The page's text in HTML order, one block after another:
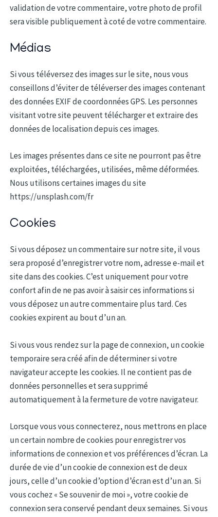
validation de votre commentaire, votre photo de profil
sera visible publiquement à coté de votre commentaire.
Médias
Si vous téléversez des images sur le site, nous vous
conseillons d’éviter de téléverser des images contenant
des données EXIF de coordonnées GPS. Les personnes
visitant votre site peuvent télécharger et extraire des
données de localisation depuis ces images.
Les images présentes dans ce site ne pourront pas être
exploitées, téléchargées, utilisées, même déformées.
Nous utilisons certaines images du site
https://unsplash.com/fr
Cookies
Si vous déposez un commentaire sur notre site, il vous
sera proposé d’enregistrer votre nom, adresse e-mail et
site dans des cookies. C’est uniquement pour votre
confort afin de ne pas avoir à saisir ces informations si
vous déposez un autre commentaire plus tard. Ces
cookies expirent au bout d’un an.
Si vous vous rendez sur la page de connexion, un cookie
temporaire sera créé afin de déterminer si votre
navigateur accepte les cookies. Il ne contient pas de
données personnelles et sera supprimé
automatiquement à la fermeture de votre navigateur.
Lorsque vous vous connecterez, nous mettrons en place
un certain nombre de cookies pour enregistrer vos
informations de connexion et vos préférences d’écran. La
durée de vie d’un cookie de connexion est de deux
jours, celle d’un cookie d’option d’écran est d’un an. Si
vous cochez « Se souvenir de moi », votre cookie de
connexion sera conservé pendant deux semaines. Si vous